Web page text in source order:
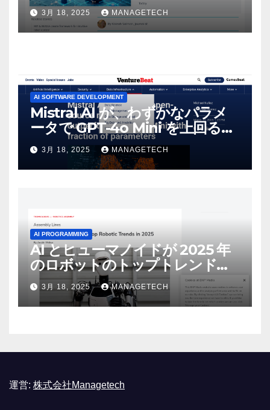
3月 18, 2025 MANAGETECH
AI SOFTWARE DEVELOPMENT
Mistral AI が、わずかなパラメ
ータで GPT-4o Mini を上回る新
しいオープンソース モデルをリ
リース | VentureBeat
3月 18, 2025 MANAGETECH
AI PROGRAMMING
AI とヒューマノイドが 2025 年
のロボットのトップトレンドに |
ASSEMBLY
3月 18, 2025 MANAGETECH
運営: 株式会社Managetech